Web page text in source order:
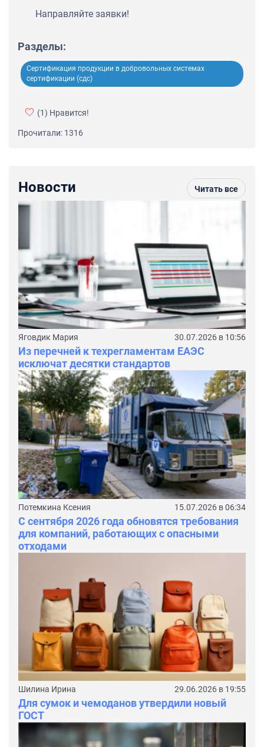
Направляйте заявки!
Разделы:
Сертификация продукции в добровольных системах
сертификации (сдс)
(1) Нравится!
Прочитали: 1316
Новости Читать все
Яговдик Мария 30.07.2026 в 10:56
Из перечней к техрегламентам ЕАЭС
исключат десятки стандартов
Потемкина Ксения 15.07.2026 в 06:34
С сентября 2026 года обновятся требования
для компаний, работающих с опасными
отходами
Шилина Ирина 29.06.2026 в 19:55
Для сумок и чемоданов утвердили новый
ГОСТ